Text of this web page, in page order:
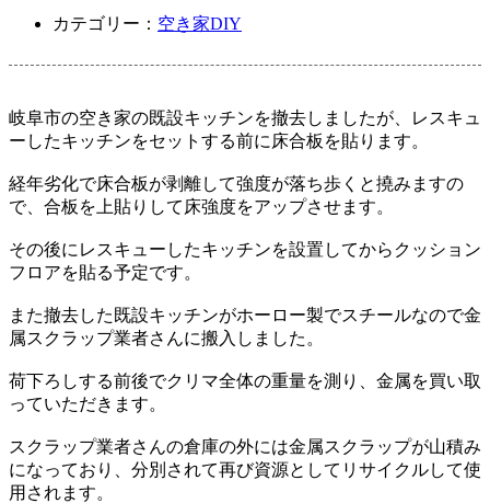
カテゴリー： 空き家DIY
岐阜市の空き家の既設キッチンを撤去しましたが、レスキュ
ーしたキッチンをセットする前に床合板を貼ります。
経年劣化で床合板が剥離して強度が落ち歩くと撓みますの
で、合板を上貼りして床強度をアップさせます。
その後にレスキューしたキッチンを設置してからクッション
フロアを貼る予定です。
また撤去した既設キッチンがホーロー製でスチールなので金
属スクラップ業者さんに搬入しました。
荷下ろしする前後でクリマ全体の重量を測り、金属を買い取
っていただきます。
スクラップ業者さんの倉庫の外には金属スクラップが山積み
になっており、分別されて再び資源としてリサイクルして使
用されます。